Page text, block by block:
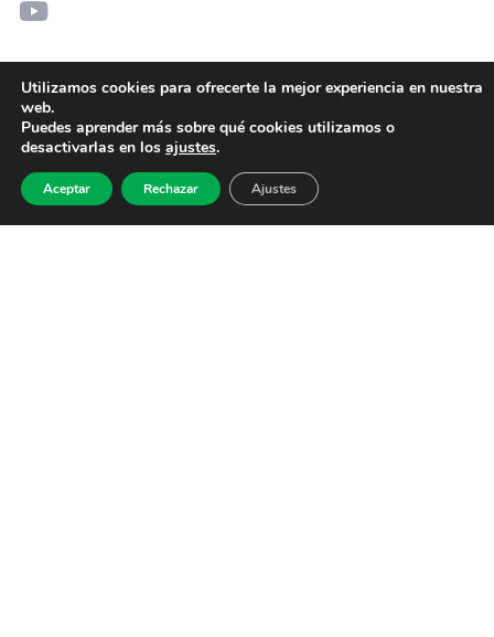
Utilizamos cookies para ofrecerte la mejor experiencia en nuestra
web.
Puedes aprender más sobre qué cookies utilizamos o
desactivarlas en los ajustes.
Aceptar Rechazar Ajustes